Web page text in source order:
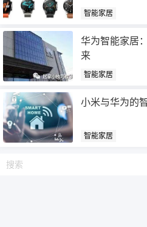
智能家居
华为智能家居
来
智能家居
小米与华为的
智能家居